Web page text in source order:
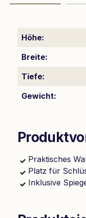
Höhe:
Breite:
Tiefe:
Gewicht:
Praktisches
Platz für
Inklusive